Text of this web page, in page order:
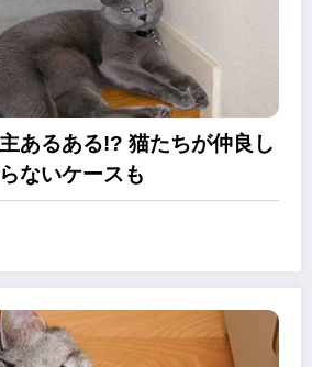
あるある!? 猫たちが仲良し
ないケースも